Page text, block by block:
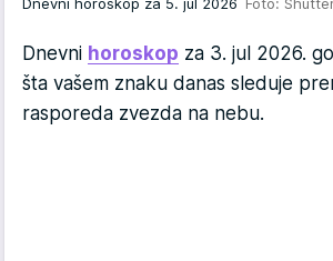
Dnevni horoskop za 5. jul 2026 Foto:
Dnevni horoskop za 3. jul 2026.
šta vašem znaku danas sleduje
rasporeda zvezda na nebu.